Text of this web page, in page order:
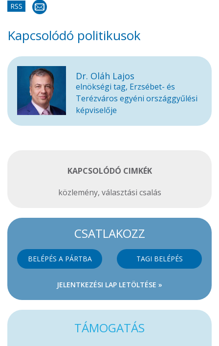
RSS
Kapcsolódó politikusok
Dr. Oláh Lajos
elnökségi tag, Erzsébet- és
Terézváros egyéni országgyűlési
képviselője
KAPCSOLÓDÓ CIMKÉK
közlemény, választási csalás
CSATLAKOZZ
BELÉPÉS A PÁRTBA TAGI BELÉPÉS
JELENTKEZÉSI LAP LETÖLTÉSE »
TÁMOGATÁS